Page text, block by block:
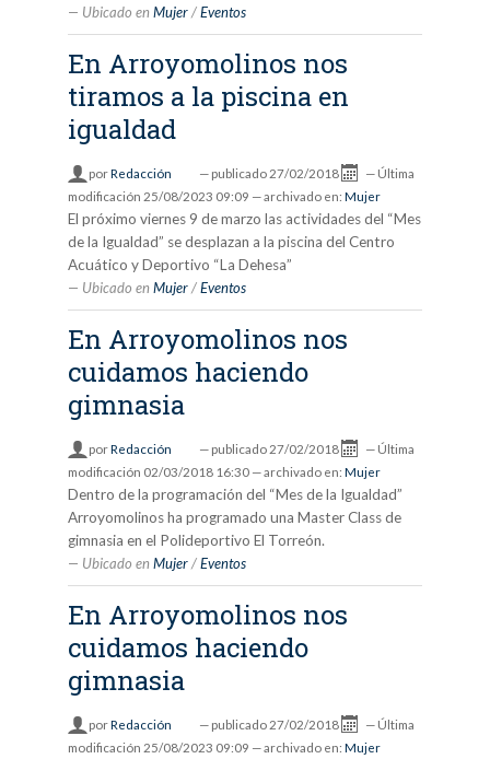
Ubicado en Mujer /Eventos
En Arroyomolinos nos
tiramos a la piscina en
igualdad
porRedacción — publicado 27/02/2018 — Última
modificación 25/08/2023 09:09 — archivado en: Mujer
El próximo viernes 9 de marzo las actividades del “Mes
de la Igualdad” se desplazan a la piscina del Centro
Acuático y Deportivo “La Dehesa”
Ubicado en Mujer /Eventos
En Arroyomolinos nos
cuidamos haciendo
gimnasia
porRedacción — publicado 27/02/2018 — Última
modificación 02/03/2018 16:30 — archivado en: Mujer
Dentro de la programación del “Mes de la Igualdad”
Arroyomolinos ha programado una Master Class de
gimnasia en el Polideportivo El Torreón.
Ubicado en Mujer /Eventos
En Arroyomolinos nos
cuidamos haciendo
gimnasia
porRedacción — publicado 27/02/2018 — Última
modificación 25/08/2023 09:09 — archivado en: Mujer